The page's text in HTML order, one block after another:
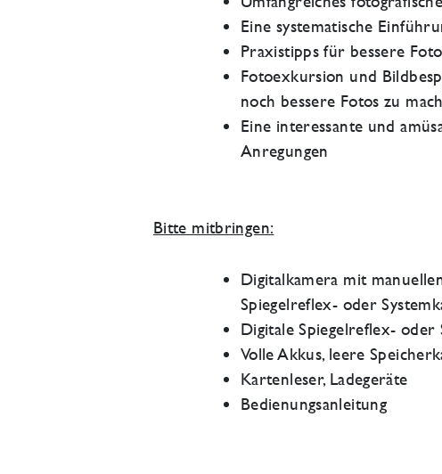
Eine systematische
Praxistipps für bessere
Fotoexkursion und
noch bessere Fotos zu
Eine interessante und
Anregungen
Bitte mitbringen:
Digitalkamera mit
Spiegelreflex- oder
Digitale Spiegelreflex- oder
Volle Akkus, leere
Kartenleser, Ladegeräte
Bedienungsanleitung